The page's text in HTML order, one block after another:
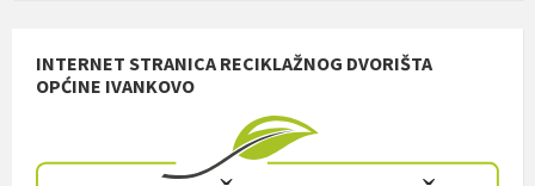
INTERNET STRANICA RECIKLAŽNOG DVORIŠTA
OPĆINE IVANKOVO